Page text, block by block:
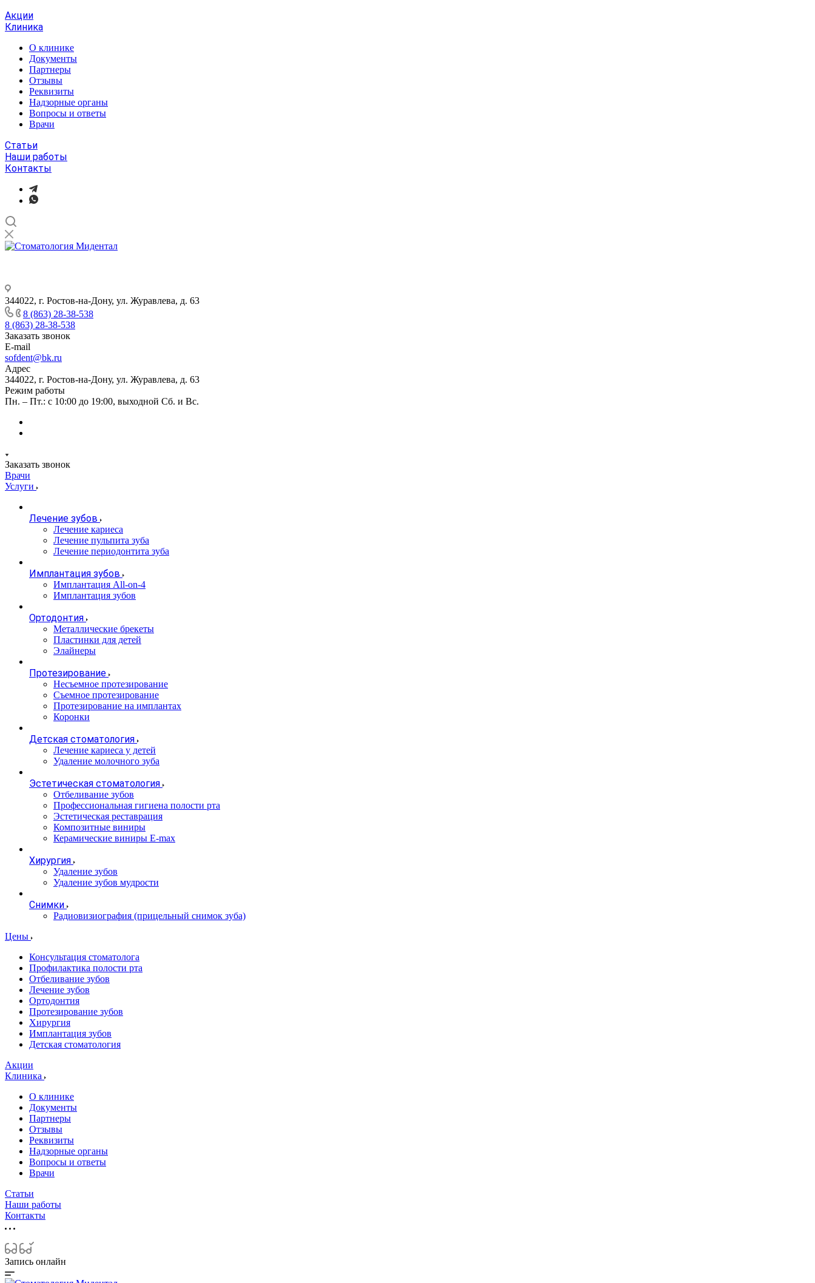
Акции
Клиника
О клинике
Документы
Партнеры
Отзывы
Реквизиты
Надзорные органы
Вопросы и ответы
Врачи
Статьи
Наши работы
Контакты
344022, г. Ростов-на-Дону, ул. Журавлева, д. 63
8 (863) 28-38-538
8 (863) 28-38-538
Заказать звонок
E-mail
sofdent@bk.ru
Адрес
344022, г. Ростов-на-Дону, ул. Журавлева, д. 63
Режим работы
Пн. – Пт.: с 10:00 до 19:00, выходной Сб. и Вс.
Заказать звонок
Врачи
Услуги
Лечение зубов
Лечение кариеса
Лечение пульпита зуба
Лечение периодонтита зуба
Имплантация зубов
Имплантация All-on-4
Имплантация зубов
Ортодонтия
Металлические брекеты
Пластинки для детей
Элайнеры
Протезирование
Несъемное протезирование
Съемное протезирование
Протезирование на имплантах
Коронки
Детская стоматология
Лечение кариеса у детей
Удаление молочного зуба
Эстетическая стоматология
Отбеливание зубов
Профессиональная гигиена полости рта
Эстетическая реставрация
Композитные виниры
Керамические виниры E-max
Хирургия
Удаление зубов
Удаление зубов мудрости
Снимки
Радиовизиография (прицельный снимок зуба)
Цены
Консультация стоматолога
Профилактика полости рта
Отбеливание зубов
Лечение зубов
Ортодонтия
Протезирование зубов
Хирургия
Имплантация зубов
Детская стоматология
Акции
Клиника
О клинике
Документы
Партнеры
Отзывы
Реквизиты
Надзорные органы
Вопросы и ответы
Врачи
Статьи
Наши работы
Контакты
Запись онлайн